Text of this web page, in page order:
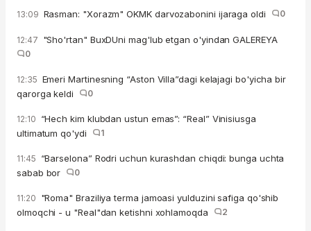
13:09 Rasman: "Xorazm" OKMK darvozabonini ijaraga oldi 0
12:47 "Sho'rtan" BuxDUni mag'lub etgan o'yindan GALEREYA
0
12:35 Emeri Martinesning “Aston Villa”dagi kelajagi bo'yicha bir
qarorga keldi
0
12:10 “Hech kim klubdan ustun emas”: “Real” Vinisiusga
ultimatum qo'ydi
1
11:45 “Barselona” Rodri uchun kurashdan chiqdi: bunga uchta
sabab bor
0
11:20 "Roma" Braziliya terma jamoasi yulduzini safiga qo'shib
olmoqchi - u "Real"dan ketishni xohlamoqda
2